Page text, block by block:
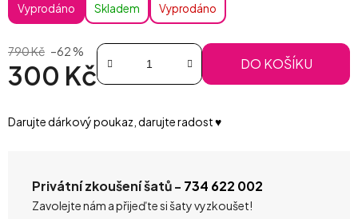
Vyprodáno Skladem Vyprodáno
790 Kč –62 %
300 Kč DO KOŠÍKU
Darujte dárkový poukaz, darujte radost ♥️
Privátní zkoušení šatů - 734 622 002
Zavolejte nám a přijeďte si šaty vyzkoušet!